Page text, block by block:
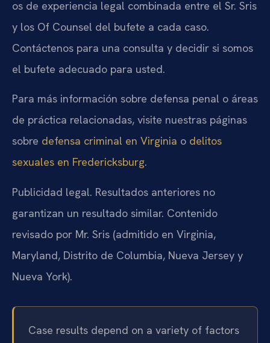
os de experiencia legal combinada entre el Sr. Sris
y los Of Counsel del bufete a cada caso.
Contáctenos para una consulta y decidir si somos
el bufete adecuado para usted.
Para más información sobre defensa penal o áreas
de práctica relacionadas, visite nuestras páginas
sobre defensa criminal en Virginia o delitos
sexuales en Fredericksburg.
Publicidad legal. Resultados anteriores no
garantizan un resultado similar. Contenido
revisado por Mr. Sris (admitido en Virginia,
Maryland, Distrito de Columbia, Nueva Jersey y
Nueva York).
Case results depend on a variety of factors